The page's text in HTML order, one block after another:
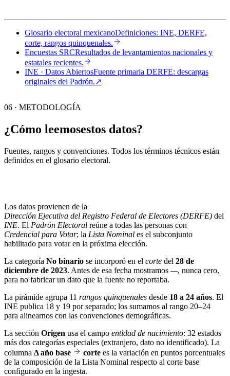
Glosario electoral mexicanoDefiniciones: INE, DERFE,
corte, rangos quinquenales.
Encuestas SRCResultados de levantamientos nacionales y
estatales recientes.
INE · Datos AbiertosFuente primaria DERFE: descargas
originales del Padrón.↗︎
06 · METODOLOGÍA
¿Cómo leemosestos datos?
Fuentes, rangos y convenciones. Todos los términos técnicos están
definidos en el glosario electoral.
Los datos provienen de la
Dirección Ejecutiva del Registro Federal de Electores (DERFE) del
INE. El Padrón Electoral reúne a todas las personas con
Credencial para Votar; la Lista Nominal es el subconjunto
habilitado para votar en la próxima elección.
La categoría No binario se incorporó en el corte del 28 de
diciembre de 2023. Antes de esa fecha mostramos —, nunca cero,
para no fabricar un dato que la fuente no reportaba.
La pirámide agrupa 11 rangos quinquenales desde 18 a 24 años. El
INE publica 18 y 19 por separado; los sumamos al rango 20–24
para alinearnos con las convenciones demográficas.
La sección Origen usa el campo entidad de nacimiento: 32 estados
más dos categorías especiales (extranjero, dato no identificado). La
columna Δ año base corte es la variación en puntos porcentuales
de la composición de la Lista Nominal respecto al corte base
configurado en la ingesta.